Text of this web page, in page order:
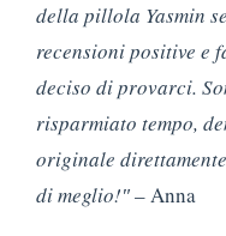
della pillola Yasmin
recensioni positive e
deciso di provarci.
risparmiato tempo,
originale
di meglio!″– Anna